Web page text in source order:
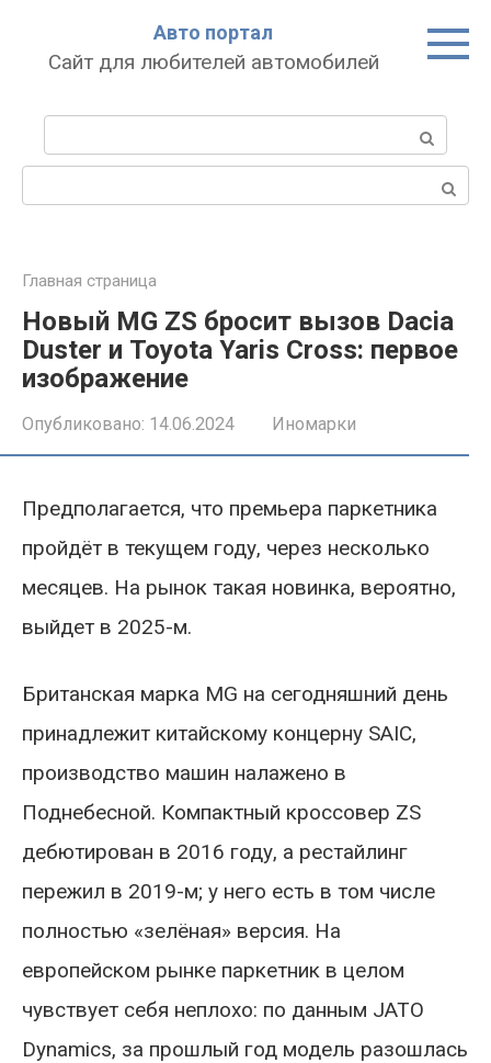
Авто портал
Сайт для любителей автомобилей
Главная страница
Новый MG ZS бросит вызов Dacia
Duster и Toyota Yaris Cross: первое
изображение
Опубликовано: 14.06.2024 Иномарки
Предполагается, что премьера паркетника
пройдёт в текущем году, через несколько
месяцев. На рынок такая новинка, вероятно,
выйдет в 2025-м.
Британская марка MG на сегодняшний день
принадлежит китайскому концерну SAIC,
производство машин налажено в
Поднебесной. Компактный кроссовер ZS
дебютирован в 2016 году, а рестайлинг
пережил в 2019-м; у него есть в том числе
полностью «зелёная» версия. На
европейском рынке паркетник в целом
чувствует себя неплохо: по данным JATO
Dynamics, за прошлый год модель разошлась